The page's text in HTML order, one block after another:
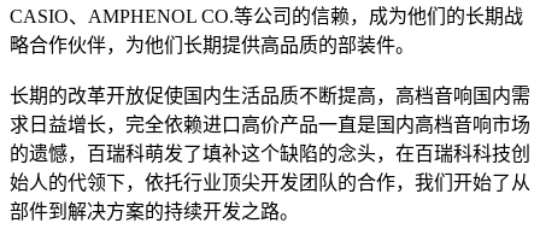
CASIO、AMPHENOL CO.等公司的信赖，成为他们的长期战
略合作伙伴，为他们长期提供高品质的部装件。
长期的改革开放促使国内生活品质不断提高，高档音响国内需
求日益增长，完全依赖进口高价产品一直是国内高档音响市场
的遗憾，百瑞科萌发了填补这个缺陷的念头，在百瑞科科技创
始人的代领下，依托行业顶尖开发团队的合作，我们开始了从
部件到解决方案的持续开发之路。